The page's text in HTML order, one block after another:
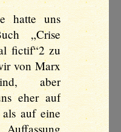
hatte uns
„Crise
fictif“2 zu
von Marx
aber
eher auf
auf eine